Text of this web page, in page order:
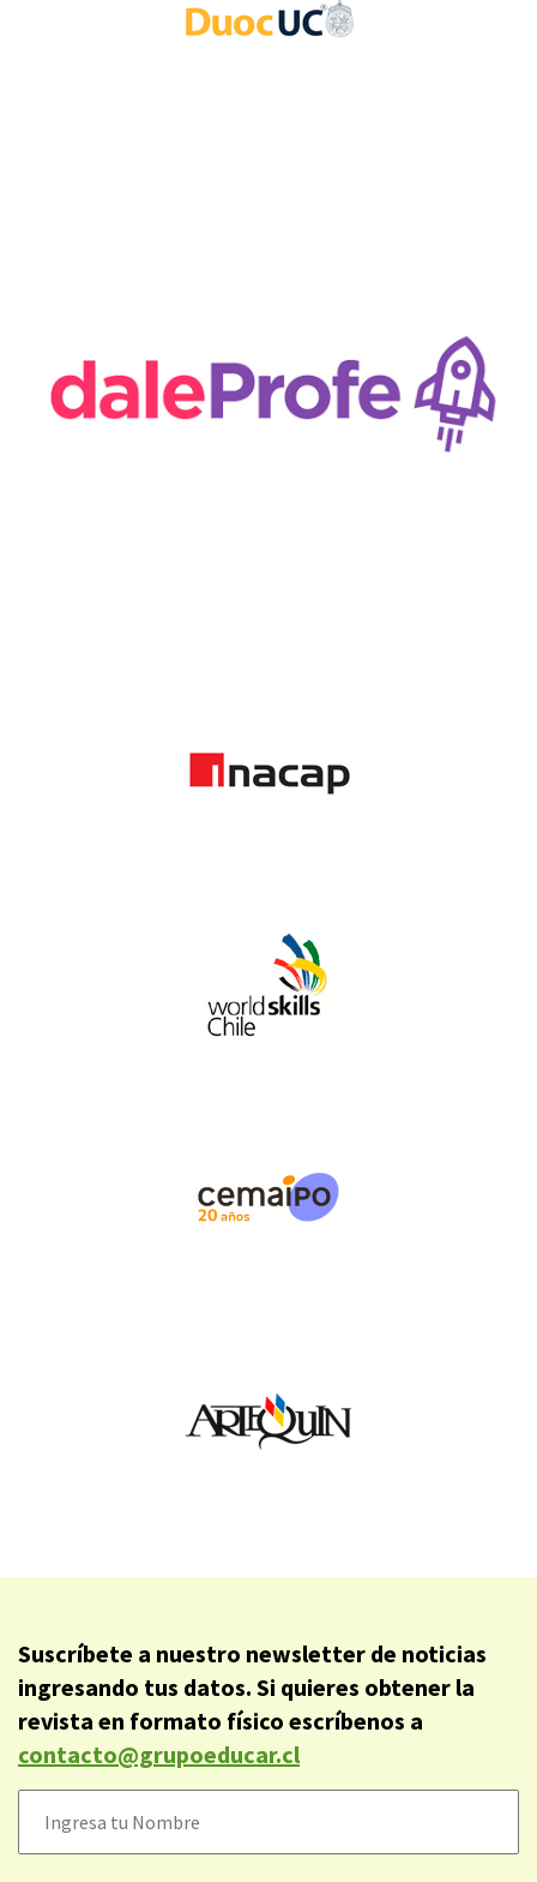
Suscríbete a nuestro newsletter de noticias
ingresando tus datos. Si quieres obtener la
revista en formato físico escríbenos a
contacto@grupoeducar.cl